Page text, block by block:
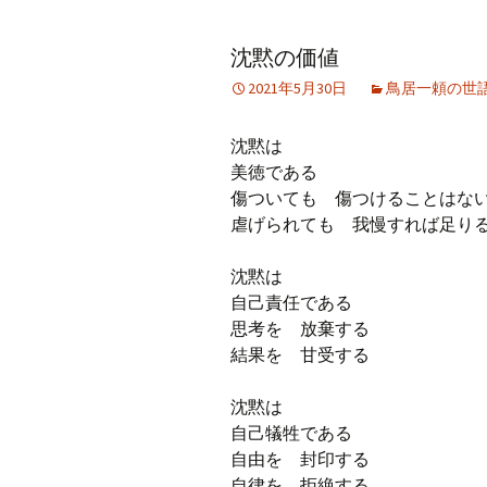
記事（51）～
アーカイブ（４）
記事（151）～
アーカイブ（５）
論文
アーカイブ（４）
講演録
アーカイブ（５）
社
ア
沈黙の価値
2021年5月30日 鳥居一頼の世
沈黙は
美徳である
傷ついても 傷つけることはな
虐げられても 我慢すれば足り
沈黙は
自己責任である
思考を 放棄する
結果を 甘受する
沈黙は
自己犠牲である
自由を 封印する